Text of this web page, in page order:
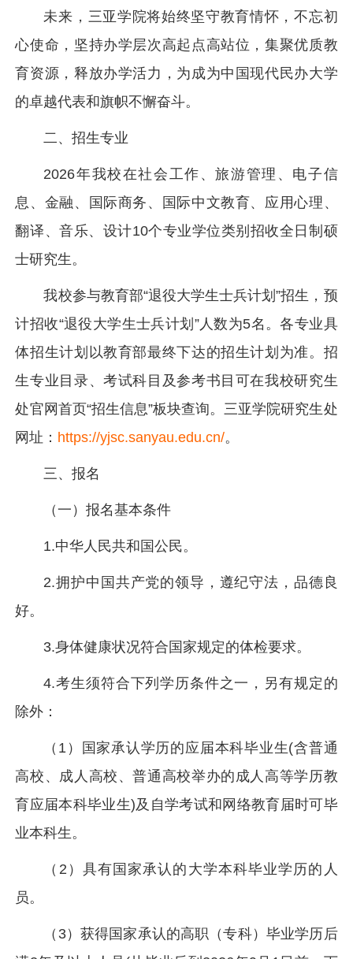
未来，三亚学院将始终坚守教育情怀，不忘初
心使命，坚持办学层次高起点高站位，集聚优质教
育资源，释放办学活力，为成为中国现代民办大学
的卓越代表和旗帜不懈奋斗。
二、招生专业
2026年我校在社会工作、旅游管理、电子信
息、金融、国际商务、国际中文教育、应用心理、
翻译、音乐、设计10个专业学位类别招收全日制硕
士研究生。
我校参与教育部“退役大学生士兵计划”招生，预
计招收“退役大学生士兵计划”人数为5名。各专业具
体招生计划以教育部最终下达的招生计划为准。招
生专业目录、考试科目及参考书目可在我校研究生
处官网首页“招生信息”板块查询。三亚学院研究生处
网址： https://yjsc.sanyau.edu.cn/。
三、报名
（一）报名基本条件
1.中华人民共和国公民。
2.拥护中国共产党的领导，遵纪守法，品德良
好。
3.身体健康状况符合国家规定的体检要求。
4.考生须符合下列学历条件之一，另有规定的
除外：
（1）国家承认学历的应届本科毕业生(含普通
高校、成人高校、普通高校举办的成人高等学历教
育应届本科毕业生)及自学考试和网络教育届时可毕
业本科生。
（2）具有国家承认的大学本科毕业学历的人
员。
（3）获得国家承认的高职（专科）毕业学历后